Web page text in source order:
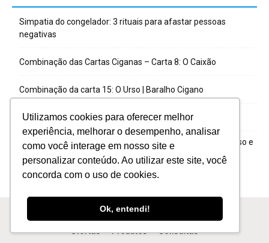
Utilizamos cookies para oferecer melhor
experiência, melhorar o desempenho, analisar
como você interage em nosso site e
personalizar conteúdo. Ao utilizar este site, você
concorda com o uso de cookies.
Ok, entendi!
Simpatia do congelador: 3 rituais para afastar pessoas
negativas
Combinação das Cartas Ciganas – Carta 8: O Caixão
Combinação da carta 15: O Urso | Baralho Cigano
Combinação das Cartas Ciganas – Carta 7: A Serpente
Métodos de tiragem do Baralho Cigano: tipos, passo a passo e
qual escolher
Ofertas Produtos Consultas